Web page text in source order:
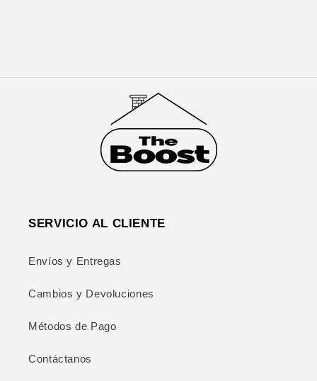
SERVICIO AL CLIENTE
Envíos y Entregas
Cambios y Devoluciones
Métodos de Pago
Contáctanos